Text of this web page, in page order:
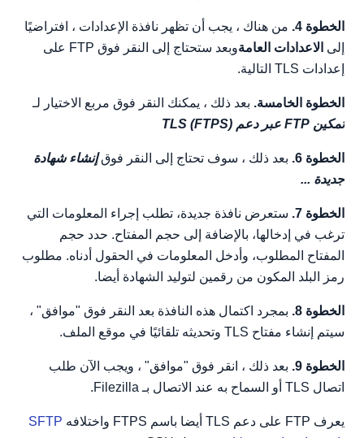
الخطوة 4.
من هناك ، يجب أن تظهر نافذة الإعدادات ، افتراضيًا
إلى الاعدادات العامة
وبعد ستحتاج إلى النقر فوق FTP على
إعدادات TLS التالية.
الخطوة الخامسة. بعد ذلك ، يمكنك النقر فوق مربع الاختيار لـ
تمكين FTP عبر دعم TLS (FTPS)
الخطوة 6. بعد ذلك ، سوف تحتاج إلى النقر فوقإنشاء شهادة
جديدة ...
الخطوة 7.
ستعرض نافذة جديدة، تطلب إجراء المعلومات التي
ترغب في إدخالها، بالإضافة إلى حجم المفتاح. حدد حجم
المفتاح المطلوب، وأدخل المعلومات في الحقول أدناه. مطلوب
رمز البلد المكون من رقمين لتوليد الشهادة أيضا.
الخطوة 8.
بمجرد اكتمال هذه النافذة بعد النقر فوق "موافق" ،
سيتم إنشاء مفتاح TLS وتحديثه تلقائيًا في موقع الملف.
الخطوة 9.
بعد ذلك ، انقر فوق "موافق" ، ويجب الآن طلب
اتصال TLS أو السماح به عند الاتصال بـ Filezilla.
يعرف FTP على دعم TLS أيضا باسم FTPS واختلافه
SFTP